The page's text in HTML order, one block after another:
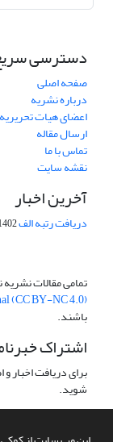
دسترسی
صفحه اصلی
درباره نشریه
اعضای هیات تحریریه
ارسال مقاله
تماس با ما
نقشه سایت
آخرین اخبار
دریافت رتبه الف08-06
تمامی مقالات
(CC BY-NC 4.0)
باشند.
اشتراک
برای دریافت اخبار
شوید.